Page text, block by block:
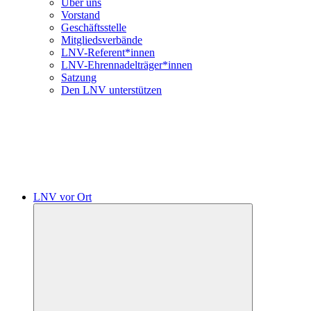
Über uns
Vorstand
Geschäftsstelle
Mitgliedsverbände
LNV-Referent*innen
LNV-Ehrennadelträger*innen
Satzung
Den LNV unterstützen
LNV vor Ort